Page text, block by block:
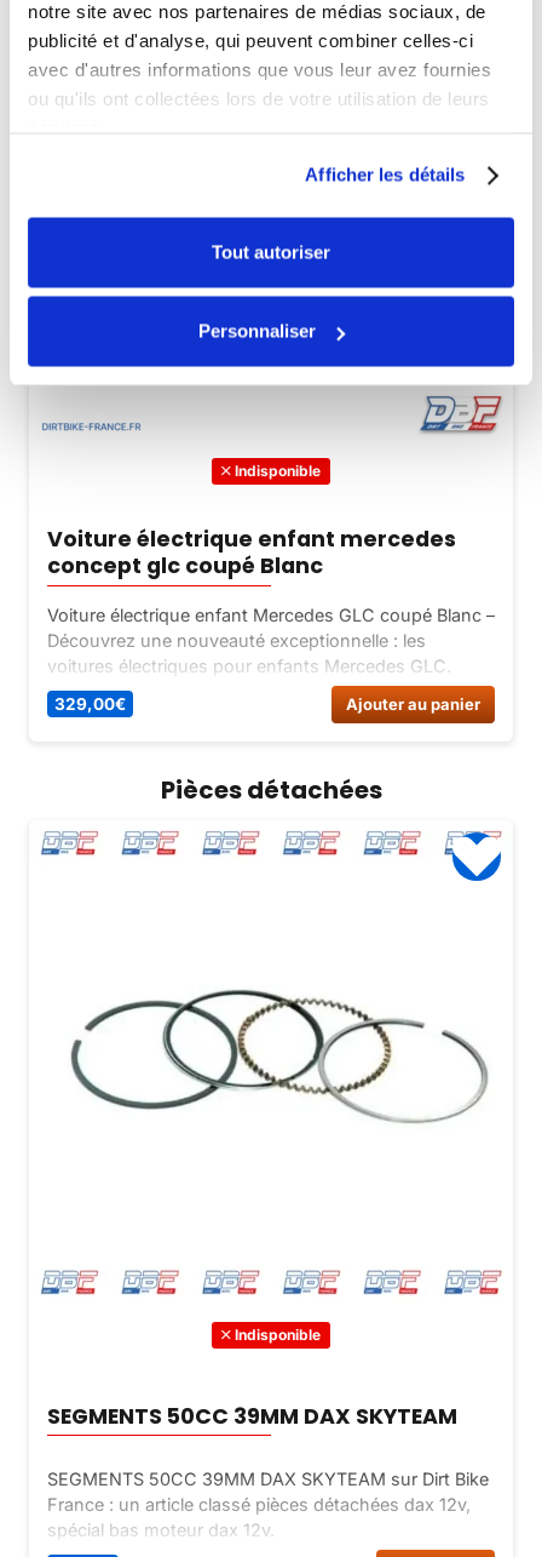
notre site avec nos partenaires de médias sociaux, de
publicité et d'analyse, qui peuvent combiner celles-ci
avec d'autres informations que vous leur avez fournies
ou qu'ils ont collectées lors de votre utilisation de leurs
Afficher les détails
Tout autoriser
Personnaliser
Indisponible
Voiture électrique enfant mercedes
concept glc coupé Blanc
Voiture électrique enfant Mercedes GLC coupé Blanc –
Découvrez une nouveauté exceptionnelle : les
voitures électriques pour enfants Mercedes GLC.
Offrant un design viril et féminin, avec deux moteurs
puissants et de nombreux équipements haut de
329,00€ Ajouter au panier
Pièces détachées
Indisponible
SEGMENTS 50CC 39MM DAX SKYTEAM
SEGMENTS 50CC 39MM DAX SKYTEAM sur Dirt Bike
France : un article classé pièces détachées dax 12v,
spécial bas moteur dax 12v.